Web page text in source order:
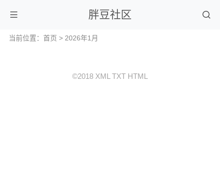
胖豆社区
当前位置： 首页 > 2026年1月
©2018 XML TXT HTML